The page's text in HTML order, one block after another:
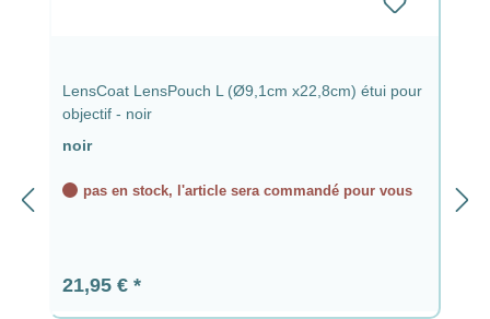
LensCoat LensPouch L (Ø9,1cm x22,8cm) étui pour
objectif - noir
noir
pas en stock, l'article sera commandé pour vous
Prix régulier :
21,95 €